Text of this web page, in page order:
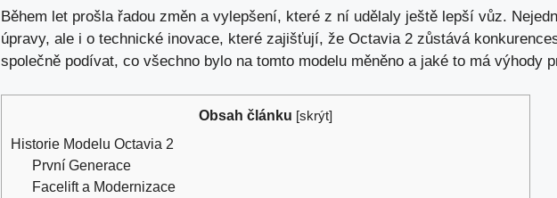
Během let prošla řadou změn a vylepšení, které z ní udělaly ještě lepší vůz.
úpravy, ale i o technické inovace, které zajišťují, že Octavia 2 zůstává
společně podívat, co všechno bylo na tomto modelu měněno a jaké to má výhody
Obsah článku [skrýt]
Historie Modelu Octavia 2
První Generace
Facelift a Modernizace